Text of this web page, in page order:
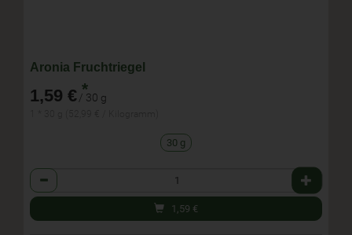
Aronia Fruchtriegel
1,59 € *
/ 30 g
30 g
Anzahl
1,59 €